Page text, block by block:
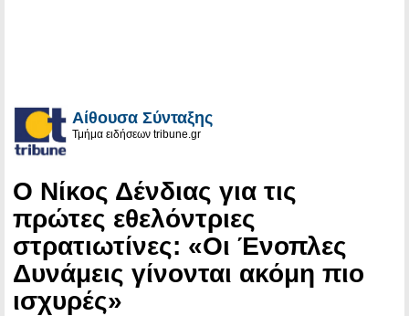
Αίθουσα Σύνταξης
Τμήμα ειδήσεων tribune.gr
Ο Νίκος Δένδιας για τις
πρώτες εθελόντριες
στρατιωτίνες: «Οι Ένοπλες
Δυνάμεις γίνονται ακόμη πιο
ισχυρές»